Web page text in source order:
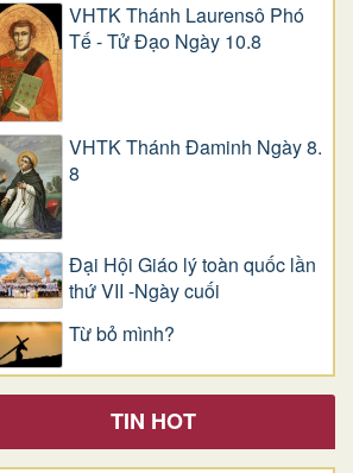
VHTK Thánh Laurensô Phó
Tế - Tử Đạo Ngày 10.8
VHTK Thánh Đaminh Ngày 8.
8
Đại Hội Giáo lý toàn quốc lần
thứ VII -Ngày cuối
Từ bỏ mình?
TIN HOT